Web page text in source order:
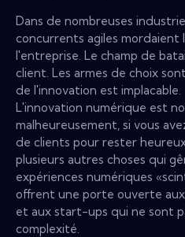
Dans de nombreuses
concurrents agiles mordaient
l'entreprise. Le champ de
client. Les armes de choix
de l'innovation est implacable.
L'innovation numérique est
malheureusement, si vous
de clients pour rester
plusieurs autres choses qui
expériences numériques
offrent une porte ouverte
et aux start-ups qui ne sont
complexité.